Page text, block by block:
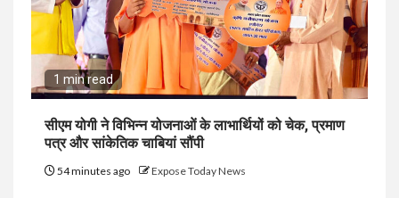
1 min read
सीएम योगी ने विभिन्न योजनाओं के लाभार्थियों को चेक, प्रमाण
पत्र और सांकेतिक चाबियां सौंपी
54 minutes ago Expose Today News